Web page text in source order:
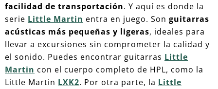
facilidad de transportación. Y aquí es donde la
serie Little Martin entra en juego. Son guitarras
acústicas más pequeñas y ligeras, ideales para
llevar a excursiones sin comprometer la calidad y
el sonido. Puedes encontrar guitarras Little
Martin con el cuerpo completo de HPL, como la
Little Martin LXK2. Por otra parte, la Little